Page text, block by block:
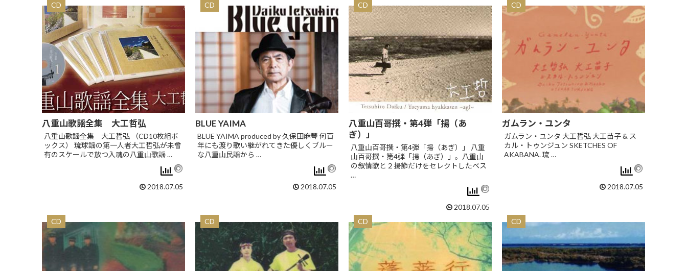
CD
八重山歌謡全集 大工哲弘
八重山歌謡全集 大工哲弘 （CD10枚組ボ
ックス） 琉球謡の第一人者大工哲弘が未曾
有のスケールで放つ入魂の八重山歌謡 …
2018.07.05
CD
BLUE YAIMA
BLUE YAIMA produced by 久保田麻琴 何百
年にも渡り歌い継がれてきた優しくブルー
な八重山民謡から …
2018.07.05
CD
八重山百哥撰・第4弾「揚（あ
ぎ）」
八重山百哥撰・第4弾「揚（あぎ）」 八重
山百哥撰・第4弾「揚（あぎ）」。八重山
の叙情歌と２揚節だけをセレクトしたベス
…
2018.07.05
CD
ガムラン・ユンタ
ガムラン・ユンタ 大工哲弘 大工苗子 & ス
カル・トゥンジュン SKETCHES OF
AKABANA. 琉 …
2018.07.05
CD CD CD CD